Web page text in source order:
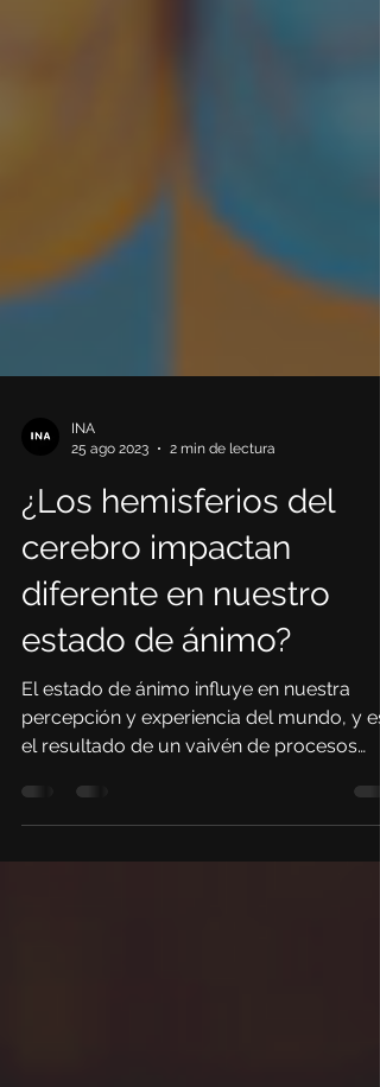
25 ago 2023
2 min de lectura
¿Los hemisferios del
cerebro impactan
diferente en nuestro
estado de ánimo?
El estado de ánimo influye en nuestra
percepción y experiencia del mundo, y es
el resultado de un vaivén de procesos